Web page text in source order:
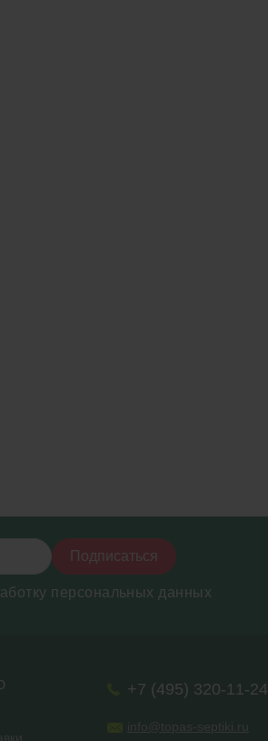
Подписаться
персональных данных
+7 (495) 320-11-24